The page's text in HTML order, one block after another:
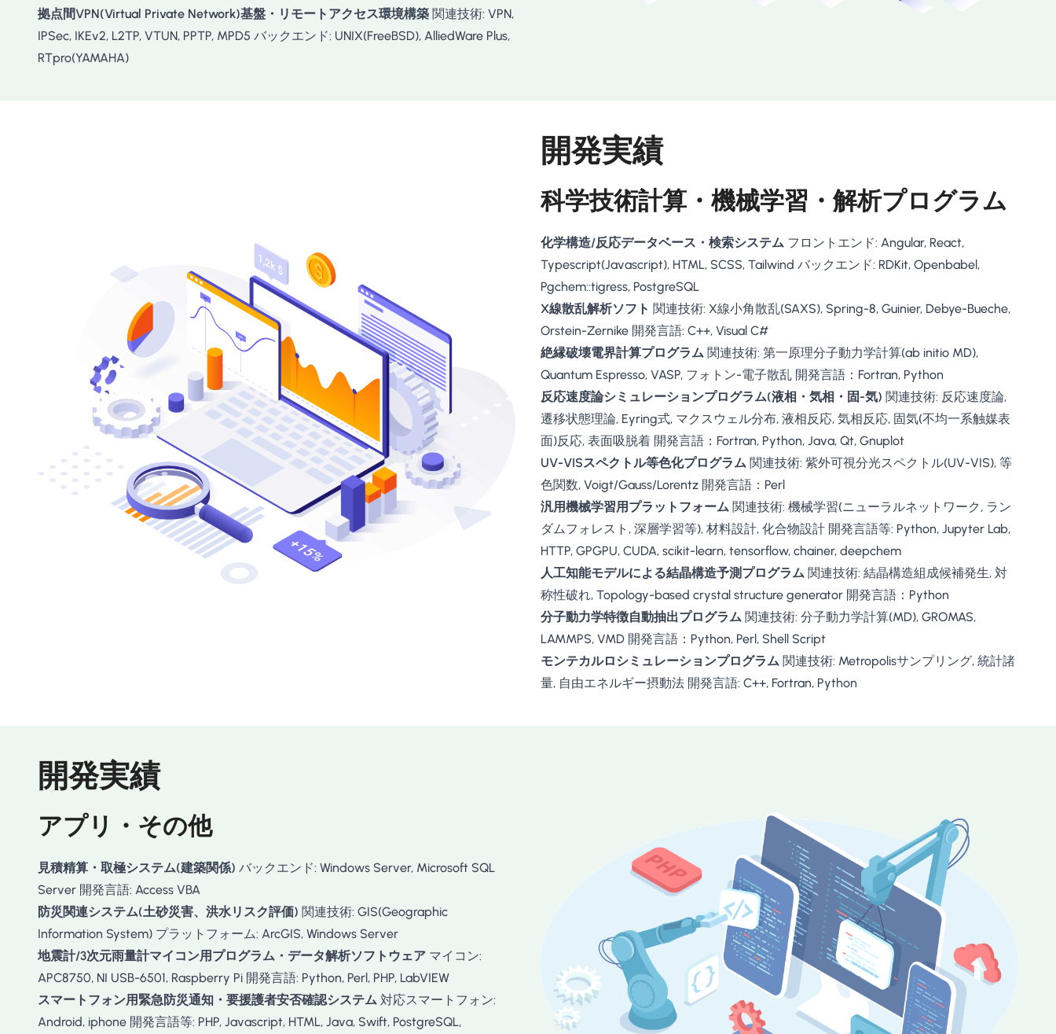
拠点間VPN(Virtual Private Network)基盤・リモートアクセス環境構築 関連技術: VPN,
IPSec, IKEv2, L2TP, VTUN, PPTP, MPD5 バックエンド: UNIX(FreeBSD), AlliedWare Plus,
RTpro(YAMAHA)
開発実績
科学技術計算・機械学習・解析プログラム
化学構造/反応データベース・検索システム フロントエンド: Angular, React,
Typescript(Javascript), HTML, SCSS, Tailwind バックエンド: RDKit, Openbabel,
Pgchem::tigress, PostgreSQL
X線散乱解析ソフト 関連技術: X線小角散乱(SAXS), Spring-8, Guinier, Debye-Bueche,
Orstein-Zernike 開発言語: C++, Visual C#
絶縁破壊電界計算プログラム 関連技術: 第一原理分子動力学計算(ab initio MD),
Quantum Espresso, VASP, フォトン-電子散乱 開発言語：Fortran, Python
反応速度論シミュレーションプログラム(液相・気相・固-気) 関連技術: 反応速度論,
遷移状態理論, Eyring式, マクスウェル分布, 液相反応, 気相反応, 固気(不均一系触媒表
面)反応, 表面吸脱着 開発言語：Fortran, Python, Java, Qt, Gnuplot
UV-VISスペクトル等色化プログラム 関連技術: 紫外可視分光スペクトル(UV-VIS), 等
色関数, Voigt/Gauss/Lorentz 開発言語：Perl
汎用機械学習用プラットフォーム 関連技術: 機械学習(ニューラルネットワーク, ラン
ダムフォレスト, 深層学習等), 材料設計, 化合物設計 開発言語等: Python, Jupyter Lab,
HTTP, GPGPU, CUDA, scikit-learn, tensorflow, chainer, deepchem
人工知能モデルによる結晶構造予測プログラム 関連技術: 結晶構造組成候補発生, 対
称性破れ, Topology-based crystal structure generator 開発言語：Python
分子動力学特徴自動抽出プログラム 関連技術: 分子動力学計算(MD), GROMAS,
LAMMPS, VMD 開発言語：Python, Perl, Shell Script
モンテカルロシミュレーションプログラム 関連技術: Metropolisサンプリング, 統計諸
量, 自由エネルギー摂動法 開発言語: C++, Fortran, Python
開発実績
アプリ・その他
見積精算・取極システム(建築関係) バックエンド: Windows Server, Microsoft SQL
Server 開発言語: Access VBA
防災関連システム(土砂災害、洪水リスク評価) 関連技術: GIS(Geographic
Information System) プラットフォーム: ArcGIS, Windows Server
地震計/3次元雨量計マイコン用プログラム・データ解析ソフトウェア マイコン:
APC8750, NI USB-6501, Raspberry Pi 開発言語: Python, Perl, PHP, LabVIEW
スマートフォン用緊急防災通知・要援護者安否確認システム 対応スマートフォン:
Android, iphone 開発言語等: PHP, Javascript, HTML, Java, Swift, PostgreSQL,